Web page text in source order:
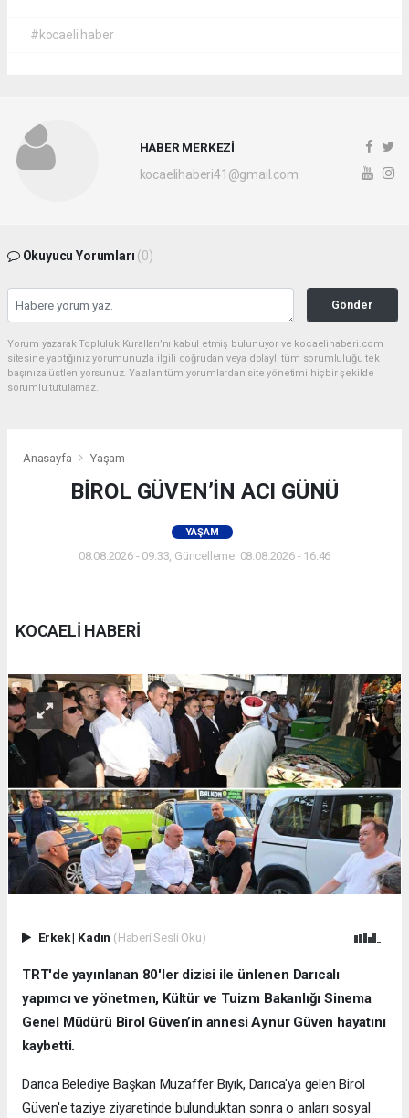
#kocaeli haber
HABER MERKEZİ
kocaelihaberi41@gmail.com
Okuyucu Yorumları (0)
Gönder
Yorum yazarak Topluluk Kuralları’nı kabul etmiş bulunuyor ve kocaelihaberi.com
sitesine yaptığınız yorumunuzla ilgili doğrudan veya dolaylı tüm sorumluluğu tek
başınıza üstleniyorsunuz. Yazılan tüm yorumlardan site yönetimi hiçbir şekilde
sorumlu tutulamaz.
Anasayfa Yaşam
BİROL GÜVEN’İN ACI GÜNÜ
YAŞAM
08.08.2026 - 09:33, Güncelleme: 08.08.2026 - 16:46
KOCAELİ HABERİ
Erkek| Kadın (Haberi Sesli Oku)
TRT'de yayınlanan 80'ler dizisi ile ünlenen Darıcalı
yapımcı ve yönetmen, Kültür ve Tuizm Bakanlığı Sinema
Genel Müdürü Birol Güven’in annesi Aynur Güven hayatını
kaybetti.
Darıca Belediye Başkan Muzaffer Bıyık, Darıca'ya gelen Birol
Güven'e taziye ziyaretinde bulunduktan sonra o anları sosyal